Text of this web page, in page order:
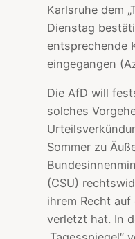
Karlsruhe dem
Dienstag
entsprechende
eingegangen
Die AfD will
solches
Sommer zu
(CSU)
ihrem Recht
verletzt hat. In